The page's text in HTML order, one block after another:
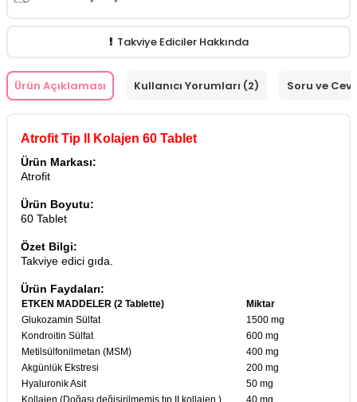
Takviye Ediciler Hakkında
Ürün Açıklaması Kullanıcı Yorumları (2) Soru ve
Atrofit Tip II Kolajen 60 Tablet
Ürün Markası:
Atrofit
Ürün Boyutu:
60 Tablet
Özet Bilgi:
Takviye edici gıda.
Ürün Faydaları:
ETKEN MADDELER (2 Tablette)
Miktar
Glukozamin Sülfat
1500 mg
Kondroitin Sülfat
600 mg
Metilsülfonilmetan (MSM)
400 mg
Akgünlük Ekstresi
200 mg
Hyaluronik Asit
50 mg